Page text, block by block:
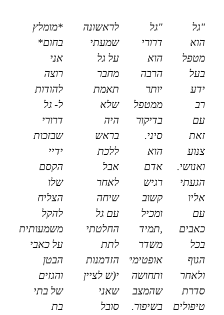
"גל
הוא
מטפל
בעל
ידע
רב
עם
זאת
צנוע
ואנושי.
הגעתי
אליו
עם
כאבים
בכל
הגוף
ולאחר
סדרת
טיפולים
"גל
דרורי
הוא
הרבה
יותר
ממטפל
בדיקור
סיני.
הוא
אדם
רגיש
קשוב
ומכיל
,תמיד
משדר
אופטימיות
ותחושה
שהמצב
בשיפור.
לראשונה
שמעתי
על גל
מחבר
תאמת
שלא
היה
בראש
ללכת
אבל
לאחר
שיחה
עם גל
החלטתי
לתת
הזדמנות
י(ש לציין
שאני
סובל
*מומלץ
בחום*
אני
רוצה
להודות
ל- גל
דרורי
שבזכות
ידיי
הקסם
שלו
הצליח
להקל
משמעותית
על כאבי
הבטן
והגזים
של בתי
בת